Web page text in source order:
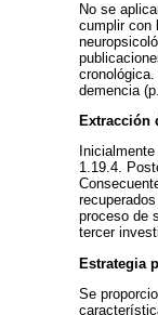
No se
cumplir con
demencia
Extracción
1.19.4.
proceso de
tercer
Estrategia
Se